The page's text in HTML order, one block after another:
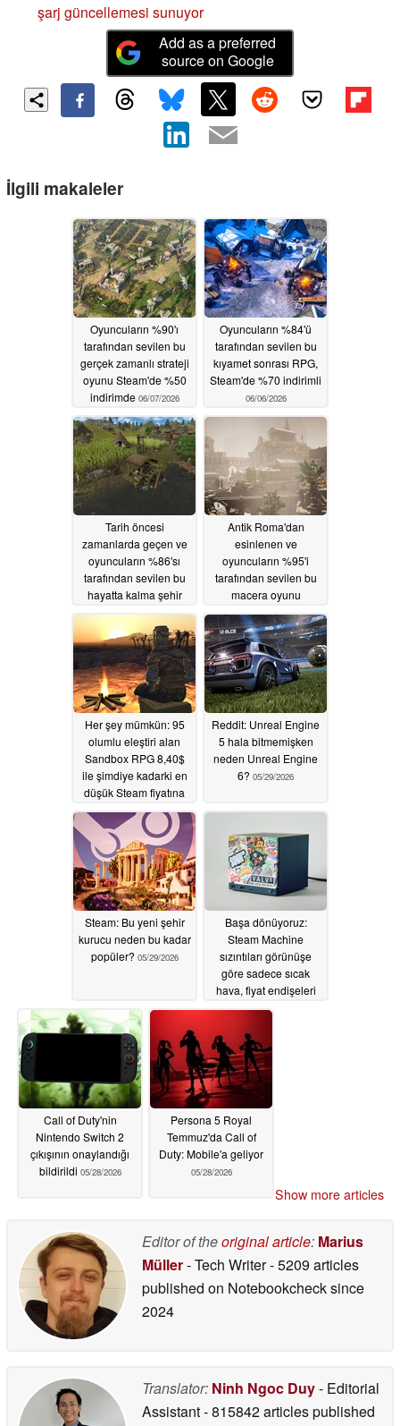
şarj güncellemesi sunuyor
Add as a preferred
source on Google
İlgili makaleler
Oyuncuların %90'ı
tarafından sevilen bu
gerçek zamanlı strateji
oyunu Steam'de %50
indirimde 06/07/2026
Oyuncuların %84'ü
tarafından sevilen bu
kıyamet sonrası RPG,
Steam'de %70 indirimli
06/06/2026
Tarih öncesi
zamanlarda geçen ve
oyuncuların %86'sı
tarafından sevilen bu
hayatta kalma şehir
kurma oyunu Steam'de
%50 indirimli06/04/2026
Antik Roma'dan
esinlenen ve
oyuncuların %95'i
tarafından sevilen bu
macera oyunu
Steam'de %75
indirimde06/02/2026
Her şey mümkün: 95
olumlu eleştiri alan
Sandbox RPG 8,40$
ile şimdiye kadarki en
düşük Steam fiyatına
ulaştı05/29/2026
Reddit: Unreal Engine
5 hala bitmemişken
neden Unreal Engine
6? 05/29/2026
Steam: Bu yeni şehir
kurucu neden bu kadar
popüler? 05/29/2026
Başa dönüyoruz:
Steam Machine
sızıntıları görünüşe
göre sadece sıcak
hava, fiyat endişeleri
artıyor05/28/2026
Call of Duty'nin
Nintendo Switch 2
çıkışının onaylandığı
bildirildi 05/28/2026
Persona 5 Royal
Temmuz'da Call of
Duty: Mobile'a geliyor
05/28/2026
Show more articles
Editor of theoriginal article: Marius
Müller- Tech Writer- 5209 articles
published on Notebookchecksince
2024
Translator: Ninh Ngoc Duy- Editorial
Assistant- 815842 articles published